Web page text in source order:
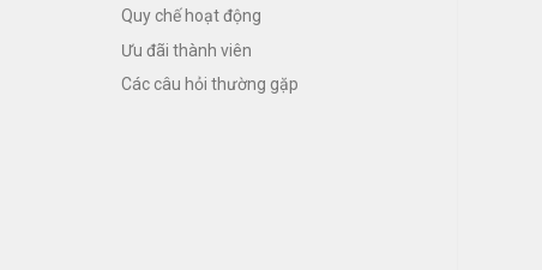
Quy chế hoạt động
Ưu đãi thành viên
Các câu hỏi thường gặp